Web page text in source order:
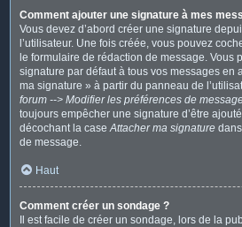
Comment ajouter une signature à mes
Vous devez d’abord créer une signature
l’utilisateur. Une fois créée, vous pouvez
le formulaire de rédaction de message. Vous
signature par défaut à tous vos messages en
ma signature » à partir du panneau de
forum --> Modifier les préférences de
toujours empêcher une signature d’être
décochant la caseAttacher ma signature
de message.
Haut
Comment créer un sondage ?
Il est facile de créer un sondage, lors de la